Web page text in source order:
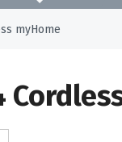
myHome